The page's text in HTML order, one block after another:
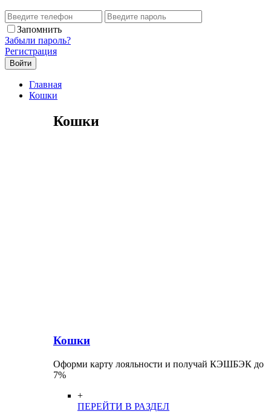
Запомнить
Забыли пароль?
Регистрация
Главная
Кошки
Кошки
Кошки
Оформи карту лояльности и получай КЭШБЭК до
7%
+
ПЕРЕЙТИ В РАЗДЕЛ